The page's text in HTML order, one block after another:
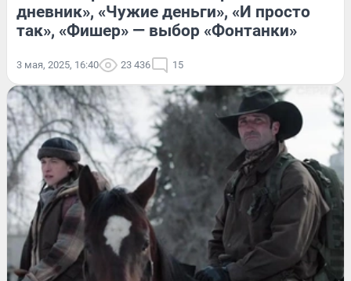
дневник», «Чужие деньги», «И просто
так», «Фишер» — выбор «Фонтанки»
3 мая, 2025, 16:40 23 436 15